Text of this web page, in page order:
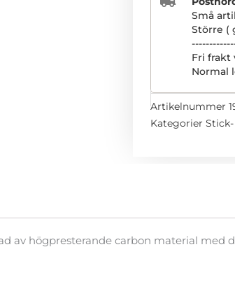
Små
Större (
Fri
Normal
Artikelnummer
Kategorier
av högpresterande carbon material med